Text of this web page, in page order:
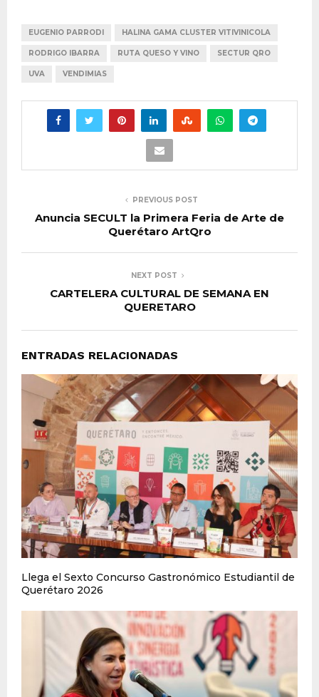
EUGENIO PARRODI HALINA GAMA CLUSTER VITIVINICOLA
RODRIGO IBARRA RUTA QUESO Y VINO SECTUR QRO
UVA VENDIMIAS
PREVIOUS POST
Anuncia SECULT la Primera Feria de Arte de
Querétaro ArtQro
NEXT POST
CARTELERA CULTURAL DE SEMANA EN
QUERETARO
ENTRADAS RELACIONADAS
Llega el Sexto Concurso Gastronómico Estudiantil de
Querétaro 2026